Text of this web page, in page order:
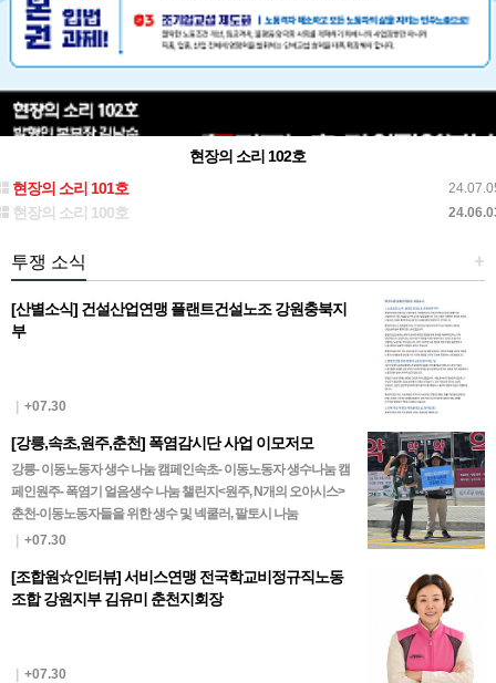
현장의 소리 102호
현장의 소리 101호
현장의 소리 100호
+
투쟁 소식
[산별소식] 건설산업연맹 플랜트건설노조 강원충북지
부
| +07.30
[강릉,속초,원주,춘천] 폭염감시단 사업 이모저모
강릉- 이동노동자 생수 나눔 캠페인속초- 이동노동자 생수나눔 캠
페인원주- 폭염기 얼음생수 나눔 챌린지<원주, N개의 오아시스>
춘천-이동노동자들을 위한 생수 및 넥쿨러, 팔토시 나눔
| +07.30
[조합원☆인터뷰] 서비스연맹 전국학교비정규직노동
조합 강원지부 김유미 춘천지회장
| +07.30